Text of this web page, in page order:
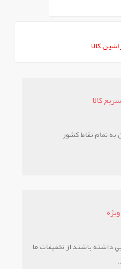
کالا
کالا
تمام نقاط کشور
داشته باشند از تخفيفات ما